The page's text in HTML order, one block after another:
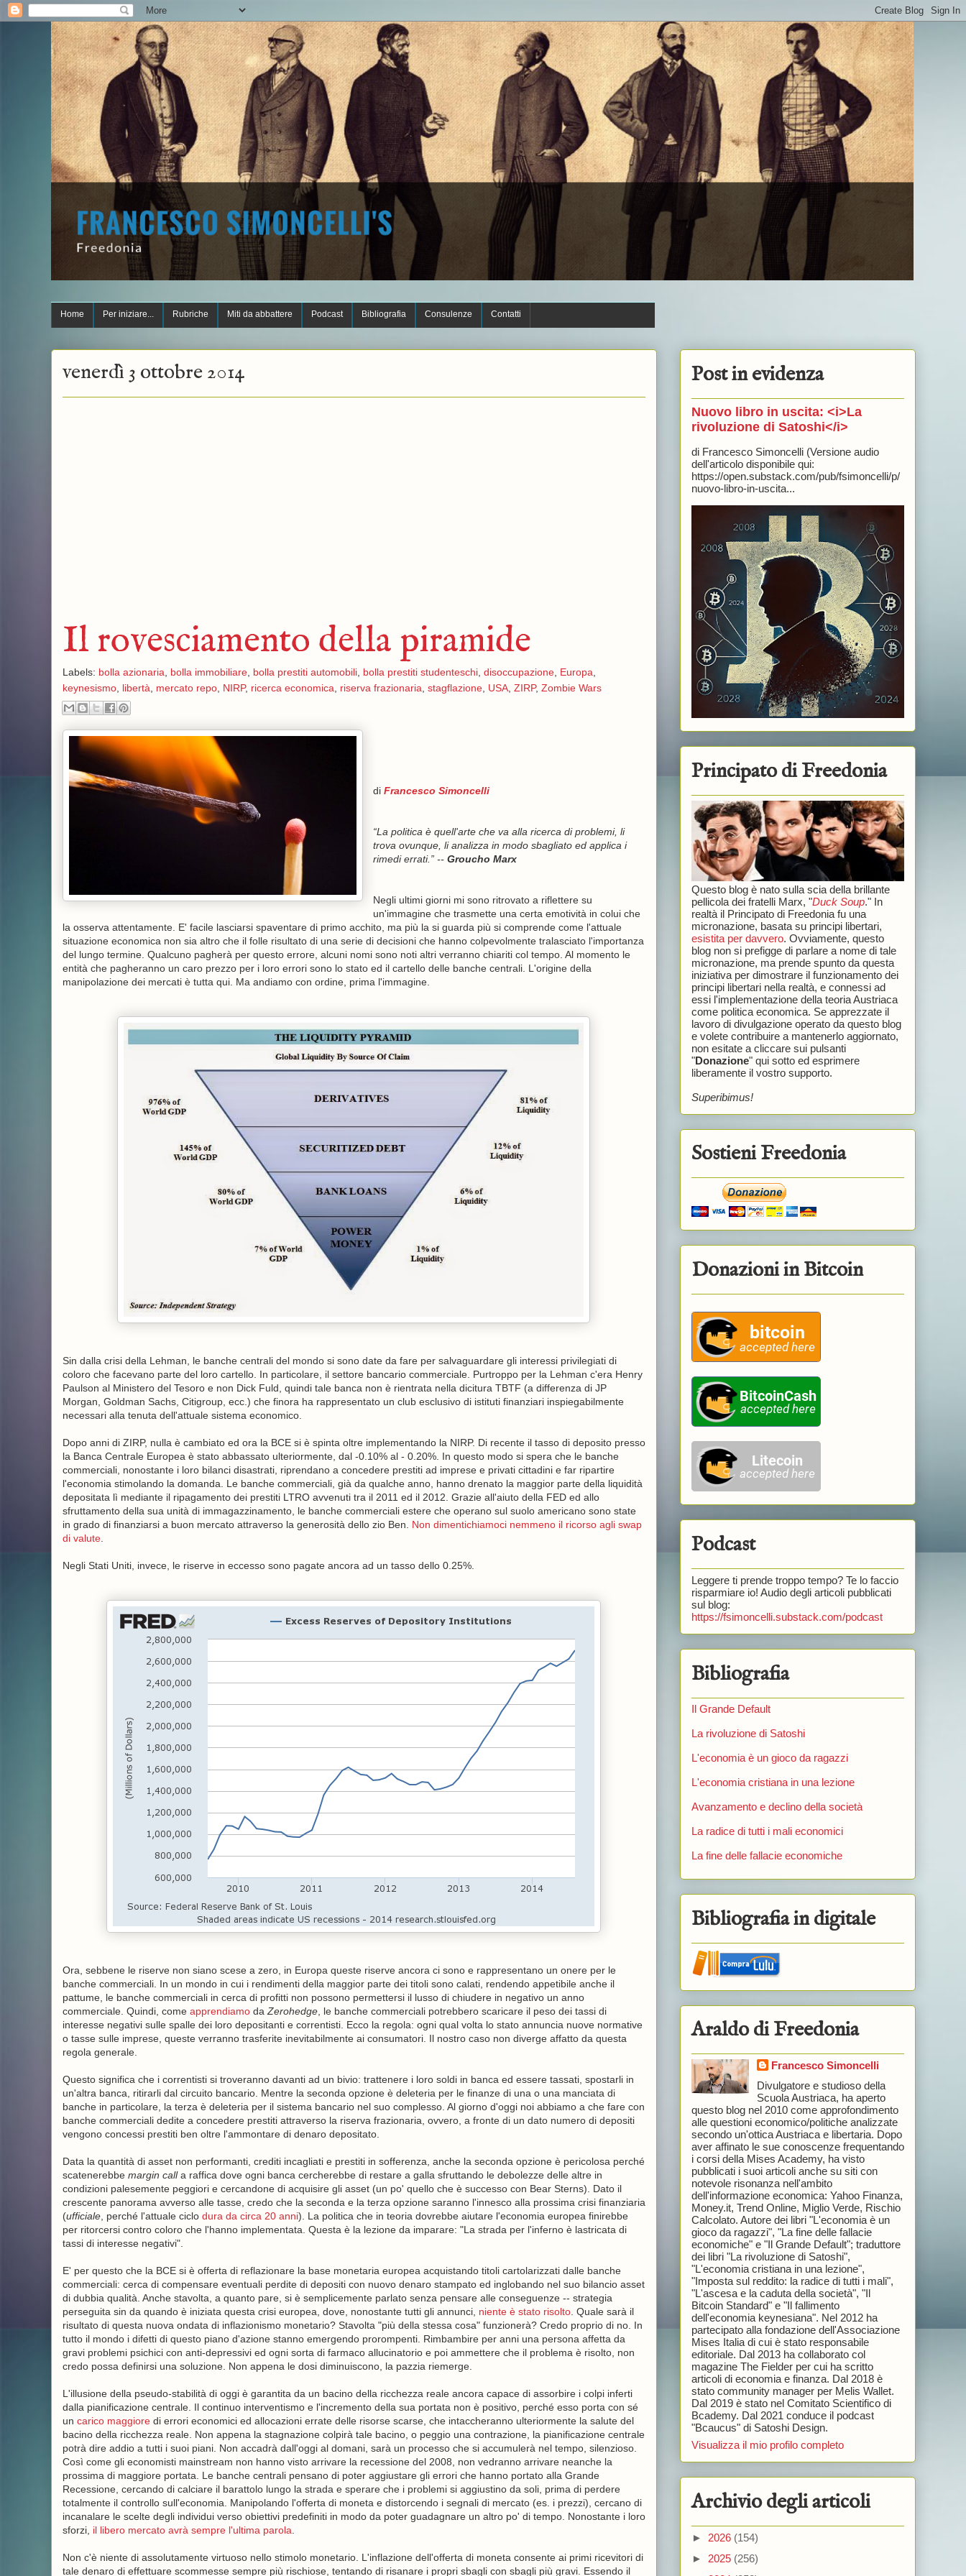
Home Per iniziare... Rubriche Miti da abbattere Podcast Bibliografia Consulenze Contatti
venerdì 3 ottobre 2014
Il rovesciamento della piramide
Labels: bolla azionaria bolla immobiliare, bolla prestiti automobili, bolla prestiti studenteschi, disoccupazione, Europa
keynesismo, libertà mercato repo, NIRP, ricerca economica riserva frazionaria stagflazione, USA, ZIRP, Zombie Wars
di Francesco Simoncelli
“La politica è quell'arte che va alla ricerca di problemi, li
trova ovunque, li analizza in modo sbagliato ed applica i
rimedi errati.” -- Groucho Marx
Negli ultimi giorni mi sono ritrovato a riflettere su
un'immagine che trasmette una certa emotività in colui che
la osserva attentamente. E' facile lasciarsi spaventare di primo acchito, ma più la si guarda più si comprende come l'attuale
situazione economica non sia altro che il folle risultato di una serie di decisioni che hanno colpevolmente tralasciato l'importanza
del lungo termine. Qualcuno pagherà per questo errore, alcuni nomi sono noti altri verranno chiariti col tempo. Al momento le
entità che pagheranno un caro prezzo per i loro errori sono lo stato ed il cartello delle banche centrali. L'origine della
manipolazione dei mercati è tutta qui. Ma andiamo con ordine, prima l'immagine.
Sin dalla crisi della Lehman, le banche centrali del mondo si sono date da fare per salvaguardare gli interessi privilegiati di
coloro che facevano parte del loro cartello. In particolare, il settore bancario commerciale. Purtroppo per la Lehman c'era Henry
Paulson al Ministero del Tesoro e non Dick Fuld, quindi tale banca non è rientrata nella dicitura TBTF (a differenza di JP
Morgan, Goldman Sachs, Citigroup, ecc.) che finora ha rappresentato un club esclusivo di istituti finanziari inspiegabilmente
necessari alla tenuta dell'attuale sistema economico.
Dopo anni di ZIRP, nulla è cambiato ed ora la BCE si è spinta oltre implementando la NIRP. Di recente il tasso di deposito presso
la Banca Centrale Europea è stato abbassato ulteriormente, dal -0.10% al - 0.20%. In questo modo si spera che le banche
commerciali, nonostante i loro bilanci disastrati, riprendano a concedere prestiti ad imprese e privati cittadini e far ripartire
l'economia stimolando la domanda. Le banche commerciali, già da qualche anno, hanno drenato la maggior parte della liquidità
depositata lì mediante il ripagamento dei prestiti LTRO avvenuti tra il 2011 ed il 2012. Grazie all'aiuto della FED ed allo
sfruttamento della sua unità di immagazzinamento, le banche commerciali estere che operano sul suolo americano sono state
in grado di finanziarsi a buon mercato attraverso la generosità dello zio Ben. Non dimentichiamoci nemmeno il ricorso agli swap
di valute.
Negli Stati Uniti, invece, le riserve in eccesso sono pagate ancora ad un tasso dello 0.25%.
Ora, sebbene le riserve non siano scese a zero, in Europa queste riserve ancora ci sono e rappresentano un onere per le
banche commerciali. In un mondo in cui i rendimenti della maggior parte dei titoli sono calati, rendendo appetibile anche il
pattume, le banche commerciali in cerca di profitti non possono permettersi il lusso di chiudere in negativo un anno
commerciale. Quindi, come apprendiamoda Zerohedge, le banche commerciali potrebbero scaricare il peso dei tassi di
interesse negativi sulle spalle dei loro depositanti e correntisti. Ecco la regola: ogni qual volta lo stato annuncia nuove normative
o tasse sulle imprese, queste verranno trasferite inevitabilmente ai consumatori. Il nostro caso non diverge affatto da questa
regola generale.
Questo significa che i correntisti si troveranno davanti ad un bivio: trattenere i loro soldi in banca ed essere tassati, spostarli in
un'altra banca, ritirarli dal circuito bancario. Mentre la seconda opzione è deleteria per le finanze di una o una manciata di
banche in particolare, la terza è deleteria per il sistema bancario nel suo complesso. Al giorno d'oggi noi abbiamo a che fare con
banche commerciali dedite a concedere prestiti attraverso la riserva frazionaria, ovvero, a fronte di un dato numero di depositi
vengono concessi prestiti ben oltre l'ammontare di denaro depositato.
Data la quantità di asset non performanti, crediti incagliati e prestiti in sofferenza, anche la seconda opzione è pericolosa perché
scatenerebbe margin calla raffica dove ogni banca cercherebbe di restare a galla sfruttando le debolezze delle altre in
condizioni palesemente peggiori e cercandone di acquisire gli asset (un po' quello che è successo con Bear Sterns). Dato il
crescente panorama avverso alle tasse, credo che la seconda e la terza opzione saranno l'innesco alla prossima crisi finanziaria
(ufficiale, perché l'attuale ciclo dura da circa 20 anni). La politica che in teoria dovrebbe aiutare l'economia europea finirebbe
per ritorcersi contro coloro che l'hanno implementata. Questa è la lezione da imparare: "La strada per l'inferno è lastricata di
tassi di interesse negativi".
E' per questo che la BCE si è offerta di reflazionare la base monetaria europea acquistando titoli cartolarizzati dalle banche
commerciali: cerca di compensare eventuali perdite di depositi con nuovo denaro stampato ed inglobando nel suo bilancio asset
di dubbia qualità. Anche stavolta, a quanto pare, si è semplicemente parlato senza pensare alle conseguenze -- strategia
perseguita sin da quando è iniziata questa crisi europea, dove, nonostante tutti gli annunci, niente è stato risolto. Quale sarà il
risultato di questa nuova ondata di inflazionismo monetario? Stavolta "più della stessa cosa" funzionerà? Credo proprio di no. In
tutto il mondo i difetti di questo piano d'azione stanno emergendo prorompenti. Rimbambire per anni una persona affetta da
gravi problemi psichici con anti-depressivi ed ogni sorta di farmaco allucinatorio e poi ammettere che il problema è risolto, non
credo possa definirsi una soluzione. Non appena le dosi diminuiscono, la pazzia riemerge.
L'illusione della pseudo-stabilità di oggi è garantita da un bacino della ricchezza reale ancora capace di assorbire i colpi inferti
dalla pianificazione centrale. Il continuo interventismo e l'incremento della sua portata non è positivo, perché esso porta con sé
un carico maggioredi errori economici ed allocazioni errate delle risorse scarse, che intaccheranno ulteriormente la salute del
bacino della ricchezza reale. Non appena la stagnazione colpirà tale bacino, o peggio una contrazione, la pianificazione centrale
potrà dire addio a tutti i suoi piani. Non accadrà dall'oggi al domani, sarà un processo che si accumulerà nel tempo, silenzioso.
Così come gli economisti mainstream non hanno visto arrivare la recessione del 2008, non vedranno arrivare neanche la
prossima di maggiore portata. Le banche centrali pensano di poter aggiustare gli errori che hanno portato alla Grande
Recessione, cercando di calciare il barattolo lungo la strada e sperare che i problemi si aggiustino da soli, prima di perdere
totalmente il controllo sull'economia. Manipolando l'offerta di moneta e distorcendo i segnali di mercato (es. i prezzi), cercano di
incanalare le scelte degli individui verso obiettivi predefiniti in modo da poter guadagnare un altro po' di tempo. Nonostante i loro
sforzi, il libero mercato avrà sempre l'ultima parola
Non c'è niente di assolutamente virtuoso nello stimolo monetario. L'inflazione dell'offerta di moneta consente ai primi ricevitori di
tale denaro di effettuare scommesse sempre più rischiose, tentando di risanare i propri sbagli con sbagli più gravi. Essendo il
Post in evidenza
Nuovo libro in uscita: <i>La
rivoluzione di Satoshi</i>
di Francesco Simoncelli (Versione audio
dell'articolo disponibile qui:
https://open.substack.com/pub/fsimoncelli/p/
nuovo-libro-in-uscita...
Principato di Freedonia
Questo blog è nato sulla scia della brillante
pellicola dei fratelli Marx, "Duck Soup." In
realtà il Principato di Freedonia fu una
micronazione, basata su principi libertari,
esistita per davvero. Ovviamente, questo
blog non si prefigge di parlare a nome di tale
micronazione, ma prende spunto da questa
iniziativa per dimostrare il funzionamento dei
principi libertari nella realtà, e connessi ad
essi l'implementazione della teoria Austriaca
come politica economica. Se apprezzate il
lavoro di divulgazione operato da questo blog
e volete contribuire a mantenerlo aggiornato,
non esitate a cliccare sui pulsanti
"Donazione" qui sotto ed esprimere
liberamente il vostro supporto.
Superibimus!
Sostieni Freedonia
Donazioni in Bitcoin
Podcast
Leggere ti prende troppo tempo? Te lo faccio
risparmiare io! Audio degli articoli pubblicati
sul blog:
https://fsimoncelli.substack.com/podcast
Bibliografia
Il Grande Default
La rivoluzione di Satoshi
L'economia è un gioco da ragazzi
L'economia cristiana in una lezione
Avanzamento e declino della società
La radice di tutti i mali economici
La fine delle fallacie economiche
Bibliografia in digitale
Araldo di Freedonia
Francesco Simoncelli
Divulgatore e studioso della
Scuola Austriaca, ha aperto
questo blog nel 2010 come approfondimento
alle questioni economico/politiche analizzate
secondo un'ottica Austriaca e libertaria. Dopo
aver affinato le sue conoscenze frequentando
i corsi della Mises Academy, ha visto
pubblicati i suoi articoli anche su siti con
notevole risonanza nell'ambito
dell'informazione economica: Yahoo Finanza,
Money.it, Trend Online, Miglio Verde, Rischio
Calcolato. Autore dei libri "L'economia è un
gioco da ragazzi", "La fine delle fallacie
economiche" e "Il Grande Default"; traduttore
dei libri "La rivoluzione di Satoshi",
"L'economia cristiana in una lezione",
"Imposta sul reddito: la radice di tutti i mali",
"L'ascesa e la caduta della società", "Il
Bitcoin Standard" e "Il fallimento
dell'economia keynesiana". Nel 2012 ha
partecipato alla fondazione dell'Associazione
Mises Italia di cui è stato responsabile
editoriale. Dal 2013 ha collaborato col
magazine The Fielder per cui ha scritto
articoli di economia e finanza. Dal 2018 è
stato community manager per Melis Wallet.
Dal 2019 è stato nel Comitato Scientifico di
Bcademy. Dal 2021 conduce il podcast
"Bcaucus" di Satoshi Design.
Visualizza il mio profilo completo
Archivio degli articoli
► 2026 (154)
► 2025 (256)